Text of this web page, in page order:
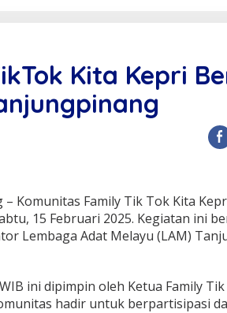
Kita Kepri
Komunitas Family Tik Tok Kita
15 Februari 2025. Kegiatan ini
Lembaga Adat Melayu (LAM)
ini dipimpin oleh Ketua Family
hadir untuk berpartisipasi